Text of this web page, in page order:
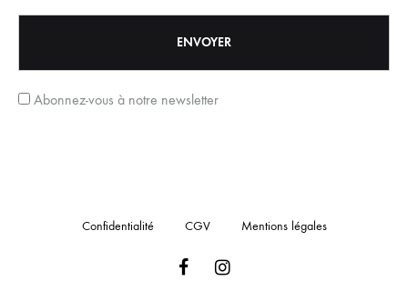
Abonnez-vous à notre newsletter
Confidentialité CGV Mentions légales
FacebookInstagram